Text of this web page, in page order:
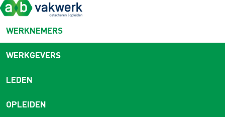
WERKNEMERS
WERKGEVERS
LEDEN
OPLEIDEN